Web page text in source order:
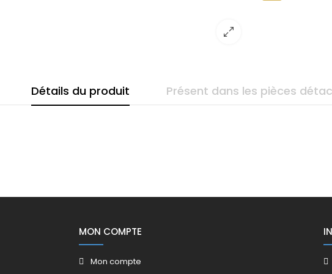
Détails du produit Présent dans les pièces
MON COMPTE
Mon compte